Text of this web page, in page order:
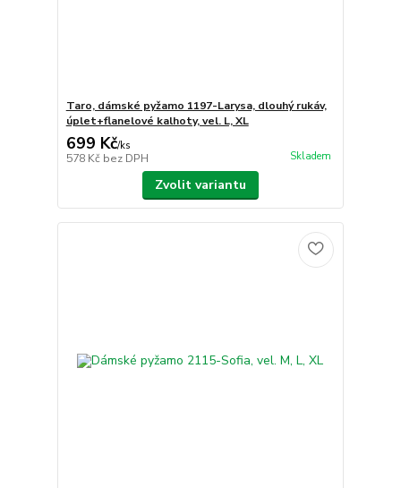
Taro, dámské pyžamo 1197-Larysa, dlouhý rukáv,
úplet+flanelové kalhoty, vel. L, XL
699 Kč/ks
578 Kč bez DPH Skladem
Zvolit variantu